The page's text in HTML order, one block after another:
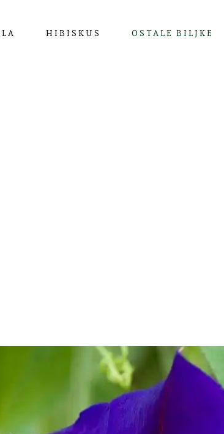
HIBISKUS OSTALE BILJKE